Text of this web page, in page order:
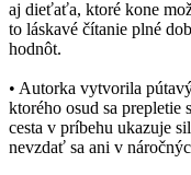
aj dieťaťa, ktoré kone
to láskavé čítanie plné
hodnôt.
• Autorka vytvorila
ktorého osud sa
cesta v príbehu ukazuje
nevzdať sa ani v